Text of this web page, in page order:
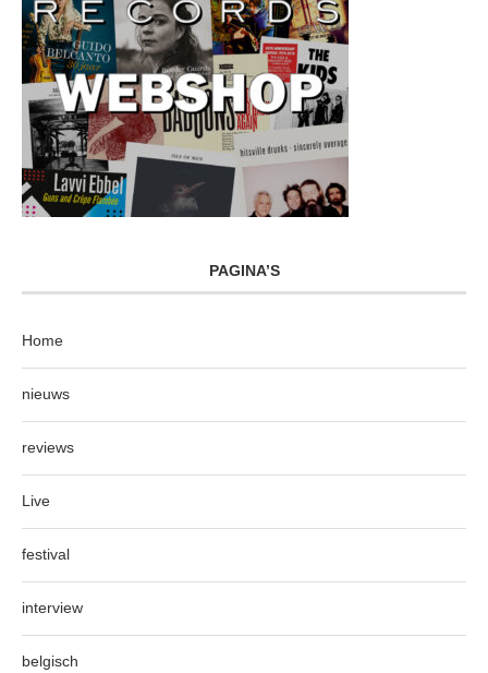
PAGINA’S
Home
nieuws
reviews
Live
festival
interview
belgisch